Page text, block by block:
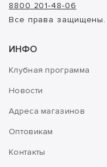
8800 201-48-06
Все права защищены.
ИНФО
Клубная программа
Новости
Адреса магазинов
Оптовикам
Контакты